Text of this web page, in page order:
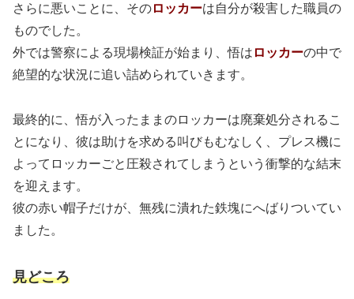
さらに悪いことに、そのロッカーは自分が殺害した職員の
ものでした。
外では警察による現場検証が始まり、悟は ロッカーの中で
絶望的な状況に追い詰められていきます。
最終的に、悟が入ったままのロッカーは廃棄処分されるこ
とになり、彼は助けを求める叫びもむなしく、プレス機に
よってロッカーごと圧殺されてしまうという衝撃的な結末
を迎えます。
彼の赤い帽子だけが、無残に潰れた鉄塊にへばりついてい
ました。
見どころ